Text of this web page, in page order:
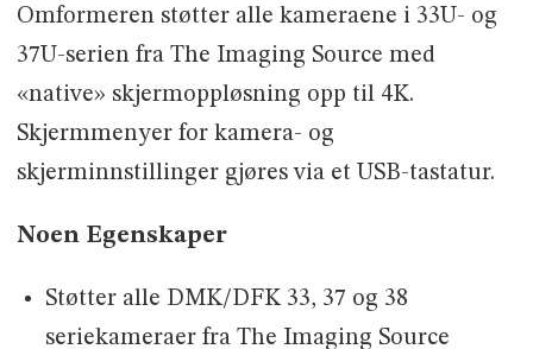
Omformeren støtter alle kameraene i 33U- og
37U-serien fra The Imaging Source med
«native» skjermoppløsning opp til 4K.
Skjermmenyer for kamera- og
skjerminnstillinger gjøres via et USB-tastatur.
Noen Egenskaper
Støtter alle DMK/DFK 33, 37 og 38
seriekameraer fra The Imaging Source